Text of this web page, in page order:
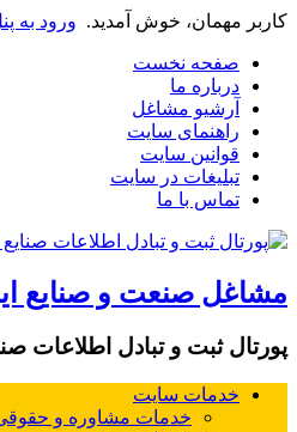
کاربر مهمان، خوش آمدید. ورود به
صفحه نخست
درباره ما
آرشیو مشاغل
راهنمای سایت
قوانین سایت
تبلیغات در سایت
تماس با ما
مشاغل صنعت و صنایع
پورتال ثبت و تبادل اطلاعات
خدمات سایت
خدمات مشاوره و